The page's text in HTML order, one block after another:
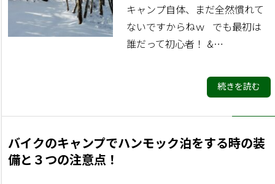
キャンプ自体、まだ全然慣れて
ないですからねｗ でも最初は
誰だって初心者！ &…
続きを読む
バイクのキャンプでハンモック泊をする時の装
備と３つの注意点！